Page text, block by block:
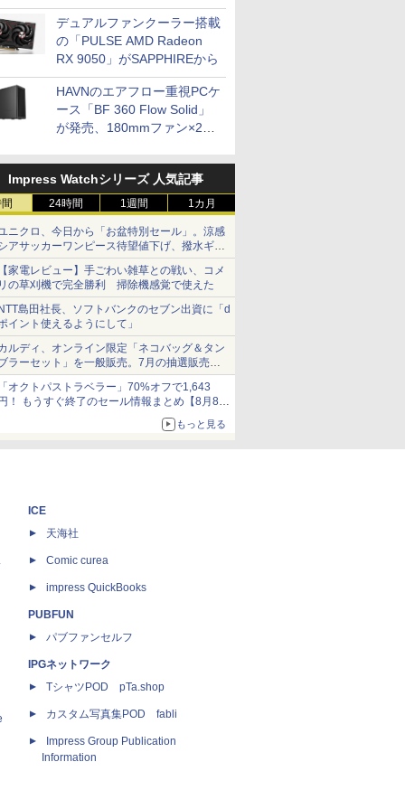
開発
デュアルファンクーラー搭載
の「PULSE AMD Radeon
RX 9050」がSAPPHIREから
HAVNのエアフロー重視PCケ
ース「BF 360 Flow Solid」
が発売、180mmファン×2搭
Impress Watchシリーズ 人気記事
24時間 1週間 1カ月
ニクロ、今日から「お盆特別セール」。涼感
アサッカーワンピース待望値下げ、撥水ギア
ョーツは1990円に
家電レビュー】手ごわい雑草との戦い、コメ
の草刈機で完全勝利 掃除機感覚で使えた
島田社長、ソフトバンクのセブン出資に「d
イント使えるようにして」
ルディ、オンライン限定「ネコバッグ＆タン
ラーセット」を一般販売。7月の抽選販売の
選無効分
オクトパストラベラー」70%オフで1,643
！ もうすぐ終了のセール情報まとめ【8月8日
ンテンドーeショップでは「大神 絶景版」が
もっと見る
ICE
天海社
Comic curea
impress QuickBooks
PUBFUN
パブファンセルフ
IPGネットワーク
TシャツPOD pTa.shop
カスタム写真集POD fabli
Impress Group Publication
Information